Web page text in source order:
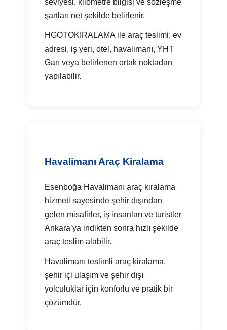
şartları net şekilde belirlenir.
HGOTOKIRALAMA ile araç teslimi; ev
adresi, iş yeri, otel, havalimanı, YHT
Garı veya belirlenen ortak noktadan
yapılabilir.
Havalimanı Araç Kiralama
Esenboğa Havalimanı araç kiralama
hizmeti sayesinde şehir dışından
gelen misafirler, iş insanları ve turistler
Ankara’ya indikten sonra hızlı şekilde
araç teslim alabilir.
Havalimanı teslimli araç kiralama,
şehir içi ulaşım ve şehir dışı
yolculuklar için konforlu ve pratik bir
çözümdür.